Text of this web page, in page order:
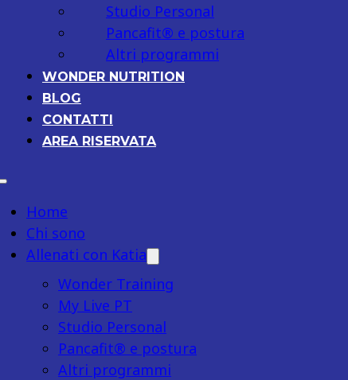
Studio Personal
Pancafit® e postura
Altri programmi
WONDER NUTRITION
BLOG
CONTATTI
AREA RISERVATA
Home
Chi sono
Allenati con Katia
Wonder Training
My Live PT
Studio Personal
Pancafit® e postura
Altri programmi